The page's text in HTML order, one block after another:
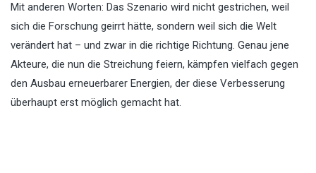
Mit anderen Worten: Das Szenario wird nicht gestrichen, weil
sich die Forschung geirrt hätte, sondern weil sich die Welt
verändert hat – und zwar in die richtige Richtung. Genau jene
Akteure, die nun die Streichung feiern, kämpfen vielfach gegen
den Ausbau erneuerbarer Energien, der diese Verbesserung
überhaupt erst möglich gemacht hat.